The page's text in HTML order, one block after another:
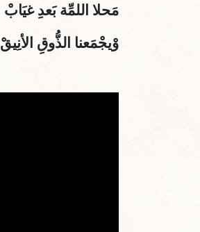
مَحلا اللمِّة بَعدِ غيَابْ
وْيجْمَعنا الذُّوقِ الأنِيقْ